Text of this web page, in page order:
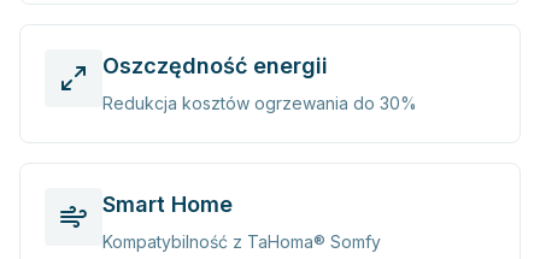
Oszczędność energii
Redukcja kosztów ogrzewania do 30%
Smart Home
Kompatybilność z TaHoma® Somfy